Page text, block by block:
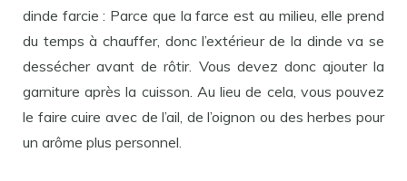
dinde farcie : Parce que la farce est au milieu, elle prend
du temps à chauffer, donc l’extérieur de la dinde va se
dessécher avant de rôtir. Vous devez donc ajouter la
garniture après la cuisson. Au lieu de cela, vous pouvez
le faire cuire avec de l’ail, de l’oignon ou des herbes pour
un arôme plus personnel.